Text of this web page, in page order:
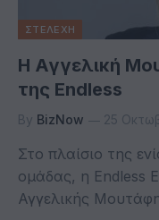
ΣΤΕΛΕΧΗ
Η Αγγελική
της Endless
By BizNow 25
Στο πλαίσιο της
ομάδας, η Endless
Αγγελικής